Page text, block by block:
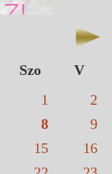
Szo
V
1
2
8
9
15
16